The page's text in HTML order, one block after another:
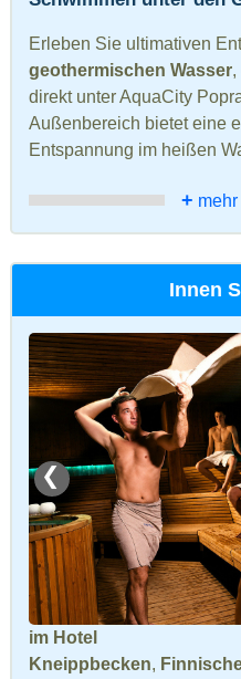
Erleben Sie ultimativen
geothermischen Wasser,
direkt unter AquaCity
Außenbereich bietet eine
Entspannung im heißen
+
Innen
❮
im Hotel
Kneippbecken,